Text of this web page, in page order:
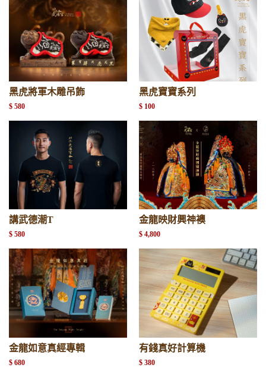
黑虎將軍木雕吊飾
$ 580
黑虎寶寶系列
$ 100
講武德潮T
$ 580
金龍映財興神襖
$ 4,800
金龍如意真經專輯
$ 680
有錢真好計算機
$ 380